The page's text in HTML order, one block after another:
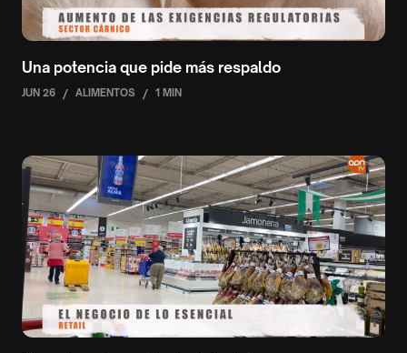
Una potencia que pide más respaldo
JUN 26 / ALIMENTOS / 1 MIN